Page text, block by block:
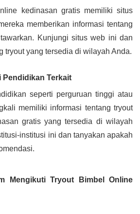
kedinasan gratis memiliki situs
memberikan informasi tentang
Kunjungi situs web ini dan
tryout yang tersedia di wilayah Anda.
Terkait
seperti perguruan tinggi atau
memiliki informasi tentang tryout
gratis yang tersedia di wilayah
institusi ini dan tanyakan apakah
Mengikuti Tryout Bimbel Online